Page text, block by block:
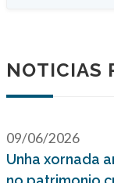
NOTICIAS
09/06/2026
Unha xornada